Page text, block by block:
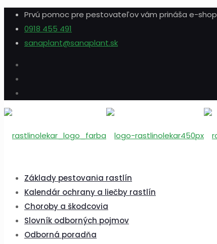
Prvú pomoc pre pestovateľov vám prináša e-shop
0918 455 491
sanaplant@sanaplant.sk
Základy pestovania rastlín
Kalendár ochrany a liečby rastlín
Choroby a škodcovia
Slovník odborných pojmov
Odborná poradňa